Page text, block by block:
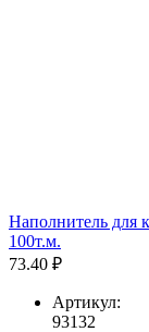
Наполнитель для
100т.м.
73.40 ₽
Артикул:
93132